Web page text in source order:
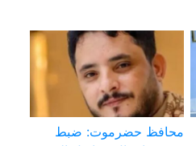
محافظ حضرموت: ضبط